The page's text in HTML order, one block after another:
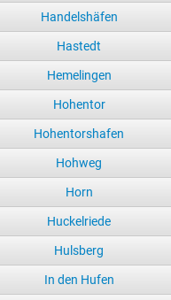
Handelshäfen
Hastedt
Hemelingen
Hohentor
Hohentorshafen
Hohweg
Horn
Huckelriede
Hulsberg
In den Hufen